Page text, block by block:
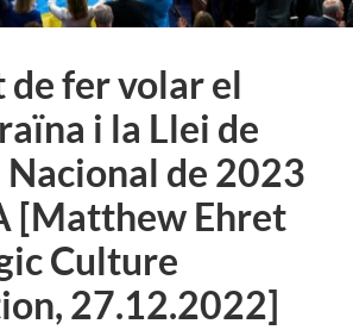
de fer volar el
i la Llei de
Nacional de 2023
[Matthew Ehret
Culture
27.12.2022]